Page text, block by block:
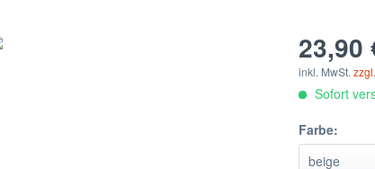
23,90
inkl. MwSt.
Sofort
Farbe: